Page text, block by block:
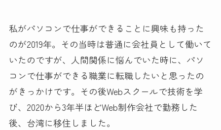
私がパソコンで仕事ができることに興味も持った
のが2019年。その当時は普通に会社員として働いて
いたのですが、人間関係に悩んでいた時に、パソ
コンで仕事ができる職業に転職したいと思ったの
がきっかけです。その後Webスクールで技術を学
び、2020から3年半ほどWeb制作会社で勤務した
後、台湾に移住しました。